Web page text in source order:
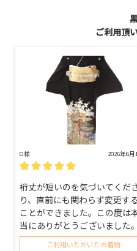
ご利用頂
O様 2026年6月
裄丈が短いのを気づいてくだ
り、直前にも関わらず変更する
ことができました。この度は
当にありがとうございました。
ご利用いただいたお着物